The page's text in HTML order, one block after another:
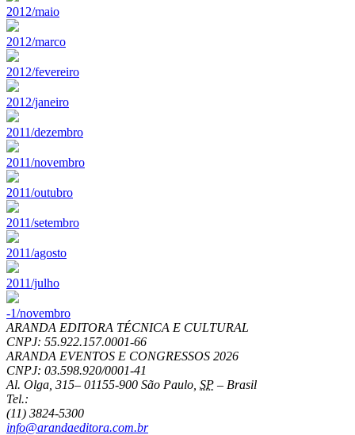
2012/maio
2012/marco
2012/fevereiro
2012/janeiro
2011/dezembro
2011/novembro
2011/outubro
2011/setembro
2011/agosto
2011/julho
-1/novembro
ARANDA EDITORA TÉCNICA E CULTURAL
CNPJ: 55.922.157.0001-66
ARANDA EVENTOS E CONGRESSOS 2026
CNPJ: 03.598.920/0001-41
Al. Olga, 315– 01155-900 São Paulo SP – Brasil
Tel.:
(11) 3824-5300
info@arandaeditora.com.br